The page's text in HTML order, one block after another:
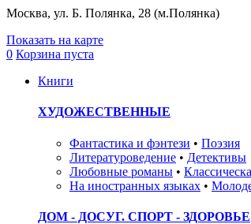
Москва, ул. Б. Полянка, 28 (м.Полянка)
Показать на карте
0 Корзина пуста
Книги
ХУДОЖЕСТВЕННЫЕ
Фантастика и фэнтези • Поэзия
Литературоведение • Детективы
Любовные романы •
На иностранных языках •
ДОМ - ДОСУГ. СПОРТ - ЗДОРОВЬЕ